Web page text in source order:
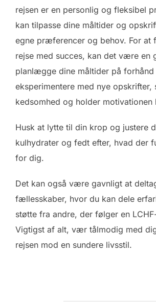
rejsen er en personlig og fleksibel
kan tilpasse dine måltider og
egne præferencer og behov. For at
rejse med succes, kan det være en
planlægge dine måltider på forhånd
eksperimentere med nye opskrifter,
kedsomhed og holder motivationen
Husk at lytte til din krop og justere
kulhydrater og fedt efter, hvad der
for dig.
Det kan også være gavnligt at
fællesskaber, hvor du kan dele
støtte fra andre, der følger en
Vigtigst af alt, vær tålmodig med
rejsen mod en sundere livsstil.